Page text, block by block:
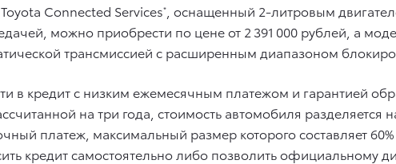
Connected Services* , оснащенный 2-литровым
можно приобрести по цене от 2 391 000 рублей, а
трансмиссией с расширенным диапазоном
в кредит с низким ежемесячным платежом и гарантией
на три года, стоимость автомобиля
платеж, максимальный размер которого составляет
кредит самостоятельно либо позволить официальному